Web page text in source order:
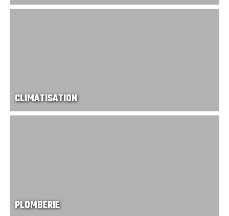
CLIMATISATION
PLOMBERIE